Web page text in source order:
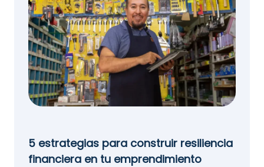
5 estrategias para construir resiliencia
financiera en tu emprendimiento